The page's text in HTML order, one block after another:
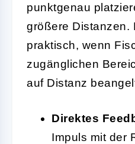
punktgenau
größere Distanzen.
praktisch, wenn
zugänglichen
auf Distanz
Direktes
Impuls mit der